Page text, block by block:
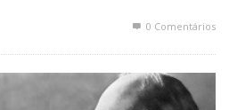
0 Comentários